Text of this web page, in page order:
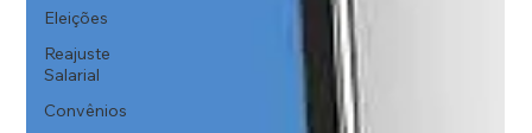
Eleições
Reajuste
Salarial
Convênios